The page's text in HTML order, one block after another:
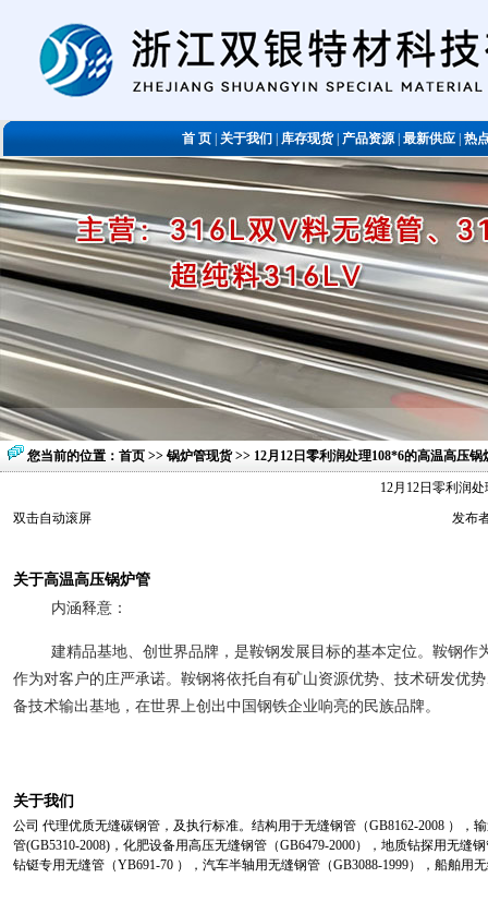
首 页关于我们库存现货|产品资源|最新供应|热
您当前的位置： 首页 >> 锅炉管现货>> 12月12日零利润处理108*6的高温高压
12月12日零利润
双击自动滚屏
发布
关于高温高压锅炉管
内涵释意：
建精品基地、创世界品牌，是鞍钢发展目标的基本定位。鞍钢
作为对客户的庄严承诺。鞍钢将依托自有矿山资源优势、技术研发优
备技术输出基地，在世界上创出中国钢铁企业响亮的民族品牌。
关于我们
公司 代理优质无缝碳钢管，及执行标准。 结构用于无缝钢管（GB8162-2008 ），
管(GB5310-2008)，化肥设备用高压无缝钢管（GB6479-2000），地质钻探用无缝
钻铤专用无缝管（YB691-70 ）， 汽车半轴用无缝钢管（GB3088-1999），船舶用